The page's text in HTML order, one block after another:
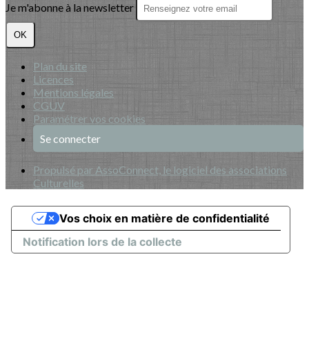
Je m'abonne à la newsletter
OK
Plan du site
Licences
Mentions légales
CGUV
Paramétrer vos cookies
Se connecter
Propulsé par AssoConnect, le logiciel des associations
Culturelles
Notification lors de la collecte
Vos choix en matière de confidentialité